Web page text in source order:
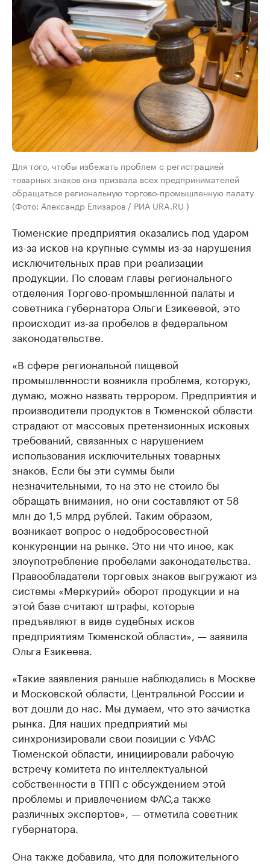
Для того, чтобы избежать проблем с регистрацией
товарных знаков она призвала всех предпринимателей
обращаться региональную торгово-промышленную палату
(Фото: Александр Елизаров / РИА URA.RU )
Тюменские предприятия оказались под ударом
из-за исков на крупные суммы из-за нарушения
исключительных прав при реализации
продукции. По словам главы регионального
отделения Торгово-промышленной палаты и
советника губернатора Ольги Езикеевой, это
происходит из-за пробелов в федеральном
законодательстве.
«В сфере региональной пищевой
промышленности возникла проблема, которую,
думаю, можно назвать террором. Предприятия и
производители продуктов в Тюменской области
страдают от массовых претензионных исковых
требований, связанных с нарушением
использования исключительных товарных
знаков. Если бы эти суммы были
незначительными, то на это не стоило бы
обращать внимания, но они составляют от 58
млн до 1,5 млрд рублей. Таким образом,
возникает вопрос о недобросовестной
конкуренции на рынке. Это ни что иное, как
злоупотребление пробелами законодательства.
Правообладатели торговых знаков выгружают из
системы «Меркурий» оборот продукции и на
этой базе считают штрафы, которые
предъявляют в виде судебных исков
предприятиям Тюменской области», — заявила
Ольга Езикеева.
«Такие заявления раньше наблюдались в Москве
и Московской области, Центральной России и
вот дошли до нас. Мы думаем, что это зачистка
рынка. Для наших предприятий мы
синхронизировали свои позиции с УФАС
Тюменской области, инициировали рабочую
встречу комитета по интеллектуальной
собственности в ТПП с обсуждением этой
проблемы и привлечением ФАС,а также
различных экспертов», — отметила советник
губернатора.
Она также добавила, что для положительного